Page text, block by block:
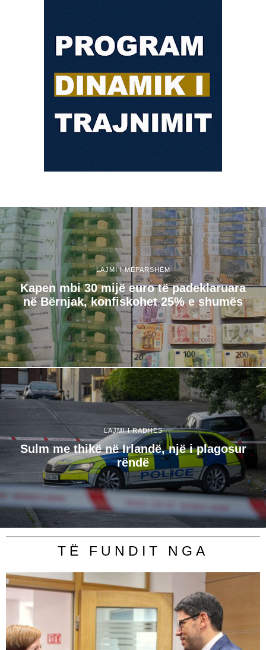
LAJMI I MËPARSHËM
Kapen mbi 30 mijë euro të padeklaruara
në Bërnjak, konfiskohet 25% e shumës
LAJMI I RADHËS
Sulm me thikë në Irlandë, një i plagosur
rëndë
TË FUNDIT NGA